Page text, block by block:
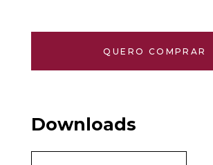
QUERO COMPRAR
Downloads